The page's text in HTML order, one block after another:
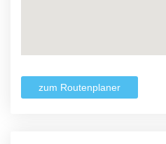
zum Routenplaner